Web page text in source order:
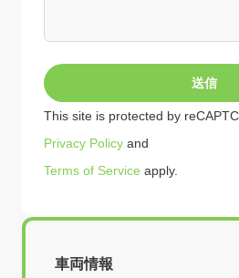
This site is protected by
Privacy Policy and
Terms of Service apply.
車両情報